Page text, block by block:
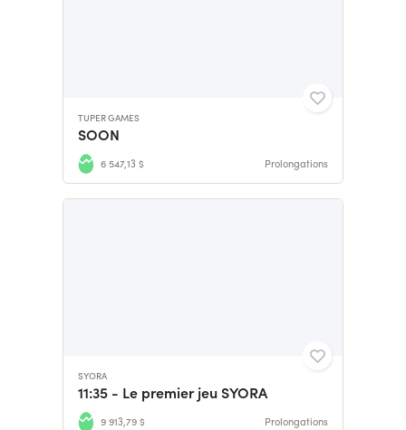
TUPER GAMES
SOON
6 547,13 $ Prolongations
SYORA
11:35 - Le premier jeu SYORA
9 913,79 $ Prolongations